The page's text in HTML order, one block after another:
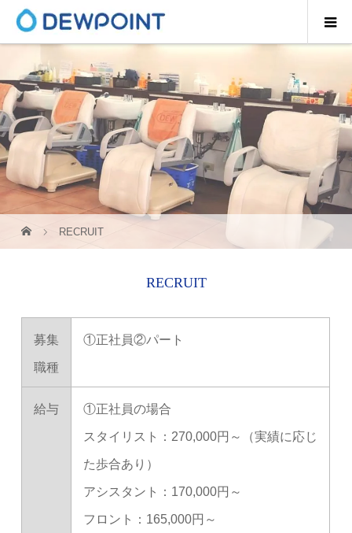
RECRUIT
RECRUIT
募集
職種
①正社員②パート
給与 ①正社員の場合
スタイリスト：270,000円～（実績に応じ
た歩合あり）
アシスタント：170,000円～
フロント：165,000円～